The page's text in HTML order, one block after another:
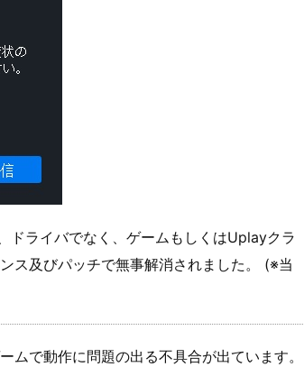
ドライバでなく、ゲームもしくはUplayクラ
ス及びパッチで無事解消されました。 (※当
で動作に問題の出る不具合が出ています。